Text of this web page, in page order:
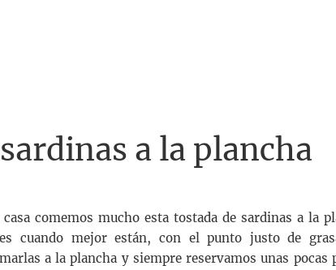
a la plancha
casa comemos mucho esta tostada de sardinas a la
cuando mejor están, con el punto justo de
a la plancha y siempre reservamos unas pocas